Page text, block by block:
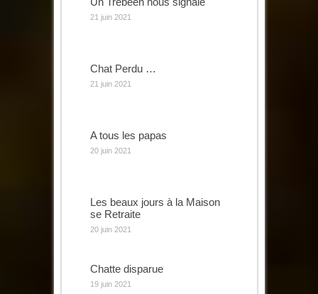
21 juin 2021
Chat Perdu …
21 juin 2021
A tous les papas
20 juin 2021
Les beaux jours à la Maison
se Retraite
20 juin 2021
Chatte disparue
19 juin 2021